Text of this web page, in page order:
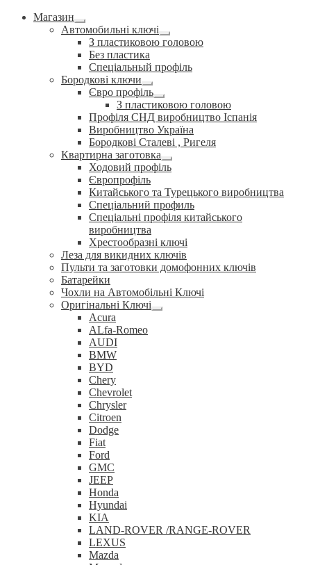
Магазин
Розгорнуте
вкладене
меню
Автомобильні ключі
Розгорнуте
вкладене
З пластиковою головою
Без пластика
Спеціальный профіль
Бородкові ключи
Розгорнуте
вкладене
меню
Євро профіль
Розгорнуте
вкладене
меню
З пластиковою головою
Профіля СНД виробництво Іспанія
Виробництво Україна
Бородкові Сталеві , Ригеля
Квартирна заготовка
Розгорнуте
вкладене
Ходовий профіль
Європрофіль
Китайського та Турецького виробництва
Спеціальний профиль
Спеціальні профіля китайського
виробництва
Хрестообразні ключі
Леза для викидних ключів
Пульти та заготовки домофонних ключів
Батарейки
Чохли на Автомобільні Ключі
Оригінальні Ключі
Розгорнуте
Acura
ALfa-Romeo
AUDI
BMW
BYD
Chery
Chevrolet
Chrysler
Citroen
Dodge
Fiat
Ford
GMC
JEEP
Honda
Hyundai
KIA
LAND-ROVER /RANGE-ROVER
LEXUS
Mazda